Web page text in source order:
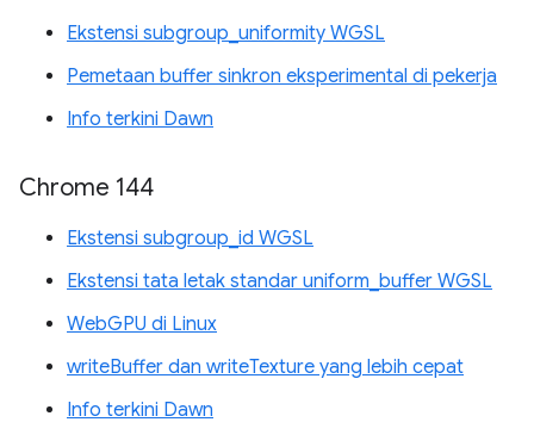
Ekstensi subgroup_uniformity WGSL
Pemetaan buffer sinkron eksperimental di pekerja
Info terkini Dawn
Chrome 144
Ekstensi subgroup_id WGSL
Ekstensi tata letak standar uniform_buffer WGSL
WebGPU di Linux
writeBuffer dan writeTexture yang lebih cepat
Info terkini Dawn